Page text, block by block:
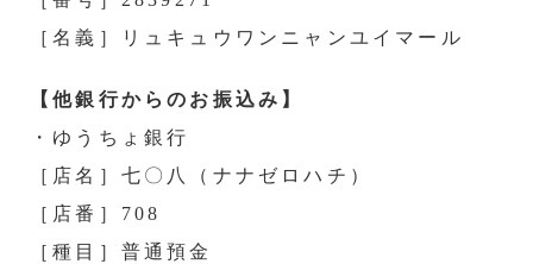
［名義］リュキュウワンニャンユイマール
【他銀行からのお振込み】
・ゆうちょ銀行
［店名］七〇八（ナナゼロハチ）
［店番］708
［種目］普通預金